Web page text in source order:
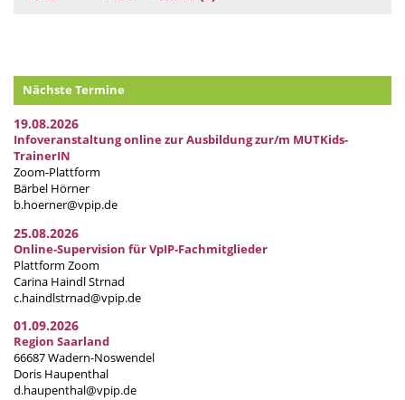
Nächste Termine
19.08.2026
Infoveranstaltung online zur Ausbildung zur/m MUTKids-
TrainerIN
Zoom-Plattform
Bärbel Hörner
b.hoerner@vpip.de
25.08.2026
Online-Supervision für VpIP-Fachmitglieder
Plattform Zoom
Carina Haindl Strnad
c.haindlstrnad@vpip.de
01.09.2026
Region Saarland
66687 Wadern-Noswendel
Doris Haupenthal
d.haupenthal@vpip.de